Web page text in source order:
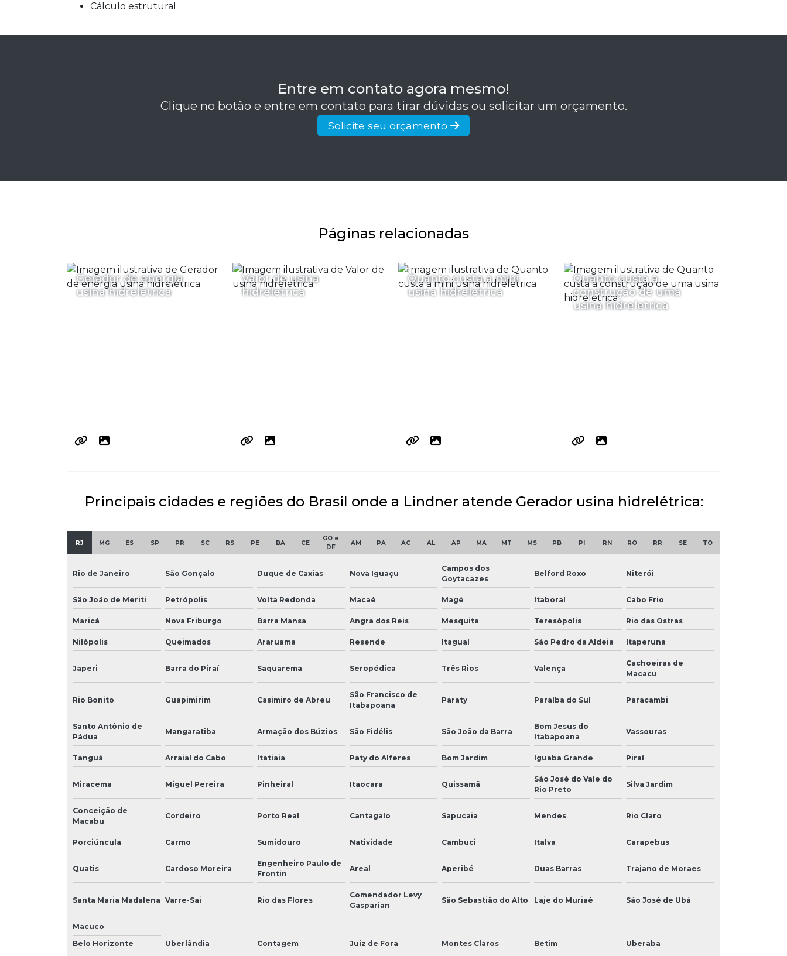
cálculo estrutural
Entre em contato agora mesmo!
Clique no botão e entre em contato para tirar dúvidas ou solicitar um orçamento.
Solicite seu orçamento
Páginas relacionadas
Gerador de energia
usina hidrelétrica
Valor de usina
hidreletrica
Quanto custa a mini
usina hidreletrica
Quanto custa a
construção de uma
usina hidreletrica
Principais cidades e regiões do Brasil onde a Lindner atende Gerador usina hidrelétrica:
RJ MG ES SP PR SC RS PE BA CE
GO e
DF
AM PA AC AL AP MA MT MS PB PI RN RO RR SE TO
Rio de Janeiro São Gonçalo Duque de Caxias Nova Iguaçu
Campos dos
Goytacazes
Belford Roxo Niterói
São João de Meriti Petrópolis Volta Redonda Macaé Magé Itaboraí Cabo Frio
Maricá Nova Friburgo Barra Mansa Angra dos Reis Mesquita Teresópolis Rio das Ostras
Nilópolis Queimados Araruama Resende Itaguaí São Pedro da Aldeia Itaperuna
Japeri Barra do Piraí Saquarema Seropédica Três Rios Valença
Cachoeiras de
Macacu
Rio Bonito Guapimirim Casimiro de Abreu
São Francisco de
Itabapoana
Paraty Paraíba do Sul Paracambi
Santo Antônio de
Pádua
Mangaratiba Armação dos Búzios São Fidélis São João da Barra
Bom Jesus do
Itabapoana
Vassouras
Tanguá Arraial do Cabo Itatiaia Paty do Alferes Bom Jardim Iguaba Grande Piraí
Miracema Miguel Pereira Pinheiral Itaocara Quissamã
São José do Vale do
Rio Preto
Silva Jardim
Conceição de
Macabu
Cordeiro Porto Real Cantagalo Sapucaia Mendes Rio Claro
Porciúncula Carmo Sumidouro Natividade Cambuci Italva Carapebus
Quatis Cardoso Moreira
Engenheiro Paulo de
Frontin
Areal Aperibé Duas Barras Trajano de Moraes
Santa Maria Madalena Varre-Sai Rio das Flores
Comendador Levy
Gasparian
São Sebastião do Alto Laje do Muriaé São José de Ubá
Macuco
Belo Horizonte
Uberlândia Contagem Juiz de Fora Montes Claros Betim Uberaba